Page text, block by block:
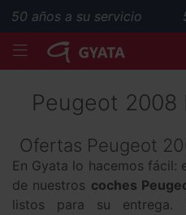
años a su servicio
MENÚ
Peugeot 2008
Ofertas Peugeot
En Gyata lo hacemos fácil:
de nuestros coches
listos para su entrega.